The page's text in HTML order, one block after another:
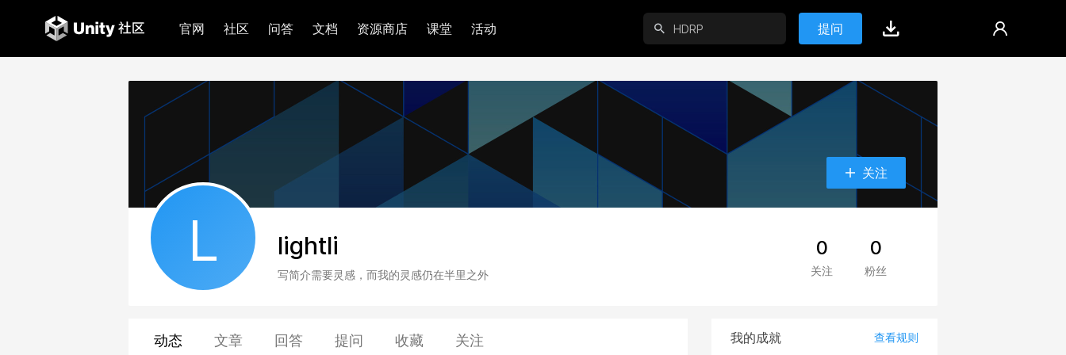
官网 社区 问答 文档 资源商店 课堂 活动 提问
关注
L lightli
写简介需要灵感，而我的灵感仍在半里之外
0
关注
0
粉丝
动态 文章 回答 提问 收藏 关注 我的成就 查看规则